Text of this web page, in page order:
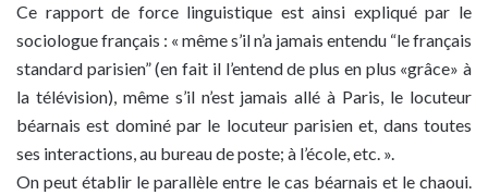
Ce rapport de force linguistique est ainsi expliqué par le
sociologue français : « même s’il n’a jamais entendu “le français
standard parisien” (en fait il l’entend de plus en plus «grâce» à
la télévision), même s’il n’est jamais allé à Paris, le locuteur
béarnais est dominé par le locuteur parisien et, dans toutes
ses interactions, au bureau de poste; à l’école, etc. ».
On peut établir le parallèle entre le cas béarnais et le chaoui.